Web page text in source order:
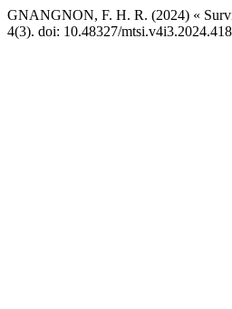
GNANGNON, F. H. R. (2024) «
4(3). doi: 10.48327/